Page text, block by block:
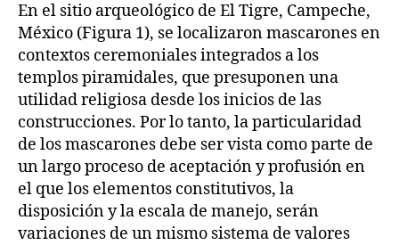
En el sitio arqueológico de El Tigre, Campeche,
México (Figura 1), se localizaron mascarones en
contextos ceremoniales integrados a los
templos piramidales, que presuponen una
utilidad religiosa desde los inicios de las
construcciones. Por lo tanto, la particularidad
de los mascarones debe ser vista como parte de
un largo proceso de aceptación y profusión en
el que los elementos constitutivos, la
disposición y la escala de manejo, serán
variaciones de un mismo sistema de valores